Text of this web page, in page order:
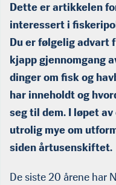
Dette er artikkelen
interessert i
Du er følgelig advart
kjapp gjennomgang
dinger om fisk og
har inneholdt og
seg til dem. I løpet
utrolig mye om
siden årtusenskiftet.
De siste 20 årene har